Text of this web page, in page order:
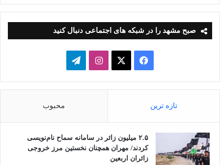
صبح مشهد را در شبکه های اجتماعی دنبال کنید
فیسبوک ایکساینستاگرامتلگرام
تازه ترین محبوب
۲.۵ میلیون زائر در سامانه سماح نام‌نویسی
کردند/ مهران همچنان نخستین مرز خروجی
زائران اربعین